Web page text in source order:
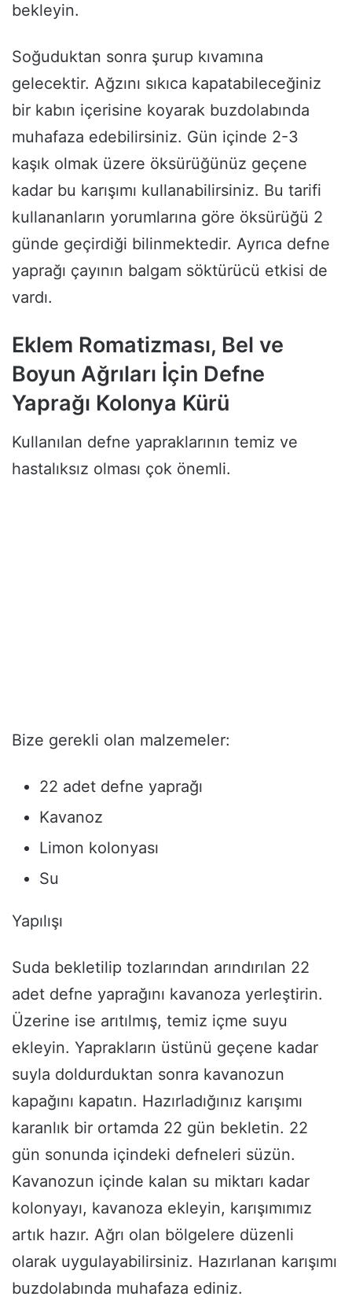
bekleyin.
Soğuduktan sonra şurup kıvamına
gelecektir. Ağzını sıkıca kapatabileceğiniz
bir kabın içerisine koyarak buzdolabında
muhafaza edebilirsiniz. Gün içinde 2-3
kaşık olmak üzere öksürüğünüz geçene
kadar bu karışımı kullanabilirsiniz. Bu tarifi
kullananların yorumlarına göre öksürüğü 2
günde geçirdiği bilinmektedir. Ayrıca defne
yaprağı çayının balgam söktürücü etkisi de
vardı.
Eklem Romatizması, Bel ve
Boyun Ağrıları İçin Defne
Yaprağı Kolonya Kürü
Kullanılan defne yapraklarının temiz ve
hastalıksız olması çok önemli.
Bize gerekli olan malzemeler:
22 adet defne yaprağı
Kavanoz
Limon kolonyası
Su
Yapılışı
Suda bekletilip tozlarından arındırılan 22
adet defne yaprağını kavanoza yerleştirin.
Üzerine ise arıtılmış, temiz içme suyu
ekleyin. Yaprakların üstünü geçene kadar
suyla doldurduktan sonra kavanozun
kapağını kapatın. Hazırladığınız karışımı
karanlık bir ortamda 22 gün bekletin. 22
gün sonunda içindeki defneleri süzün.
Kavanozun içinde kalan su miktarı kadar
kolonyayı, kavanoza ekleyin, karışımımız
artık hazır. Ağrı olan bölgelere düzenli
olarak uygulayabilirsiniz. Hazırlanan karışımı
buzdolabında muhafaza ediniz.